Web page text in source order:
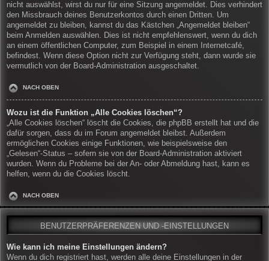
nicht auswählst, wirst du nur für eine Sitzung angemeldet. Dies verhindert
den Missbrauch deines Benutzerkontos durch einen Dritten. Um
angemeldet zu bleiben, kannst du das Kästchen „Angemeldet bleiben“
beim Anmelden auswählen. Dies ist nicht empfehlenswert, wenn du dich
an einem öffentlichen Computer, zum Beispiel in einem Internetcafé,
befindest. Wenn diese Option nicht zur Verfügung steht, dann wurde sie
vermutlich von der Board-Administration ausgeschaltet.
NACH OBEN
Wozu ist die Funktion „Alle Cookies löschen“?
„Alle Cookies löschen“ löscht die Cookies, die phpBB erstellt hat und die
dafür sorgen, dass du im Forum angemeldet bleibst. Außerdem
ermöglichen Cookies einige Funktionen, wie beispielsweise den
„Gelesen“-Status – sofern sie von der Board-Administration aktiviert
wurden. Wenn du Probleme bei der An- oder Abmeldung hast, kann es
helfen, wenn du die Cookies löscht.
NACH OBEN
BENUTZERPRÄFERENZEN UND -EINSTELLUNGEN
Wie kann ich meine Einstellungen ändern?
Wenn du dich registriert hast, werden alle deine Einstellungen in der